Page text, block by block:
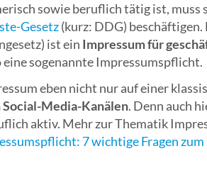
sowie beruflich tätig ist, muss
Gesetz(kurz: DDG)
ist ein Impressum für
eine sogenannte Impressumspflicht.
eben nicht nur auf einer
Social-Media-Kanälen. Denn auch
aktiv. Mehr zur Thematik
7 wichtige Fragen